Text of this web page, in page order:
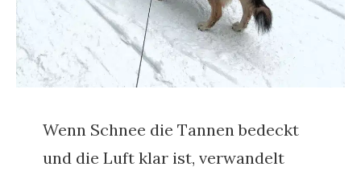
Wenn Schnee die Tannen bedeckt
und die Luft klar ist, verwandelt